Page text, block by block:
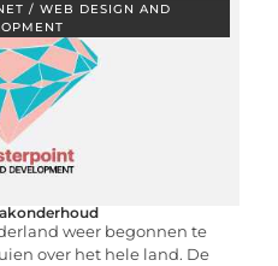
/ WEB DESIGN AND
weer begonnen te
over het hele land. De